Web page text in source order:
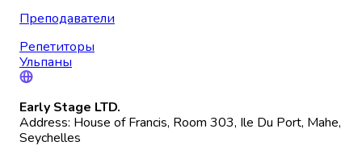
Преподаватели
Репетиторы
Ульпаны
Early Stage LTD.
Address: House of Francis, Room 303, Ile Du Port, Mahe,
Seychelles